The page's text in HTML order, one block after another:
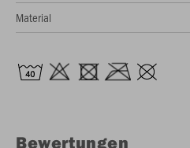
Material
Bewertungen